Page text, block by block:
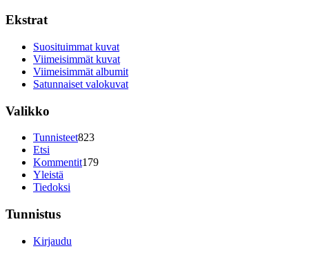
Ekstrat
Suosituimmat kuvat
Viimeisimmät kuvat
Viimeisimmät albumit
Satunnaiset valokuvat
Valikko
Tunnisteet823
Etsi
Kommentit179
Yleistä
Tiedoksi
Tunnistus
Kirjaudu